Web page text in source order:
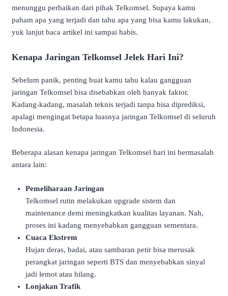
menunggu perbaikan dari pihak Telkomsel. Supaya kamu
paham apa yang terjadi dan tahu apa yang bisa kamu lakukan,
yuk lanjut baca artikel ini sampai habis.
Kenapa Jaringan Telkomsel Jelek Hari Ini?
Sebelum panik, penting buat kamu tahu kalau gangguan
jaringan Telkomsel bisa disebabkan oleh banyak faktor.
Kadang-kadang, masalah teknis terjadi tanpa bisa diprediksi,
apalagi mengingat betapa luasnya jaringan Telkomsel di seluruh
Indonesia.
Beberapa alasan kenapa jaringan Telkomsel hari ini bermasalah
antara lain:
Pemeliharaan Jaringan
Telkomsel rutin melakukan upgrade sistem dan
maintenance demi meningkatkan kualitas layanan. Nah,
proses ini kadang menyebabkan gangguan sementara.
Cuaca Ekstrem
Hujan deras, badai, atau sambaran petir bisa merusak
perangkat jaringan seperti BTS dan menyebabkan sinyal
jadi lemot atau hilang.
Lonjakan Trafik